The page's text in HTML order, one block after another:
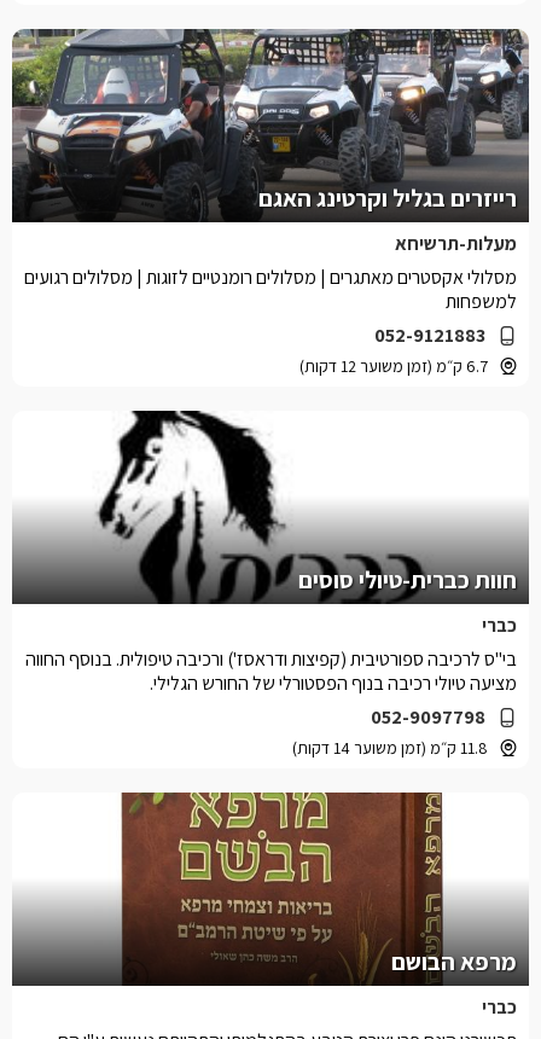
רייזרים בגליל וקרטינג האגם
מעלות-תרשיחא
052-9121883
6.7 ק״מ (זמן משוער 12 דקות)
מסלולי אקסטרים מאתגרים | מסלולים רומנטיים לזוגות | מסלולים רגועים
למשפחות
חוות כברית-טיולי סוסים
כברי
052-9097798
11.8 ק״מ (זמן משוער 14 דקות)
בי"ס לרכיבה ספורטיבית (קפיצות ודראסז') ורכיבה טיפולית. בנוסף החווה
מציעה טיולי רכיבה בנוף הפסטורלי של החורש הגלילי.
מרפא הבושם
כברי